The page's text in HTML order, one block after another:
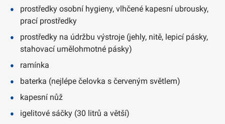
prostředky osobní hygieny, vlhčené kapesní ubrousky,
prací prostředky
prostředky na údržbu výstroje (jehly, nitě, lepicí pásky,
stahovací umělohmotné pásky)
ramínka
baterka (nejlépe čelovka s červeným světlem)
kapesní nůž
igelitové sáčky (30 litrů a větší)